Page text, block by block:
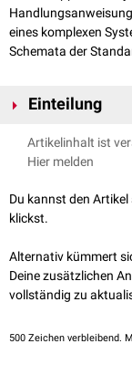
eines komplexen
Schemata der
Einteilung
Der Begriff wird in der
EinTherapieschema
7+3-Schema
SMH-Schema
SBAR-Schema
KISS-Schema
Artikelinhalt ist
Hier melden
Du kannst den
klickst.
Alternativ kümmert
Deine zusätzlichen
vollständig zu
500 Zeichen verbleibend.